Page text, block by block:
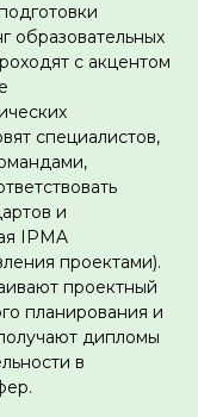
образовательных
с акцентом
специалистов,
и
IPMA
проектами).
проектный
планирования и
дипломы
в